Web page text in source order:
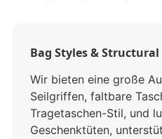
Bag Styles & Structural
Wir bieten eine große
Seilgriffen, faltbare
Tragetaschen-Stil, und
Geschenktüten,